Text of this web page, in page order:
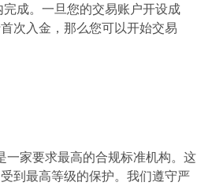
成。一旦您的交易账户开设成
次入金，那么您可以开始交易
一家要求最高的合规标准机构。这
到最高等级的保护。我们遵守严